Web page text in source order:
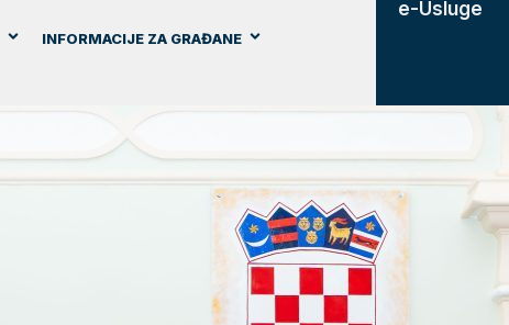
INFORMACIJE ZA GRAĐANE
e-Usluge